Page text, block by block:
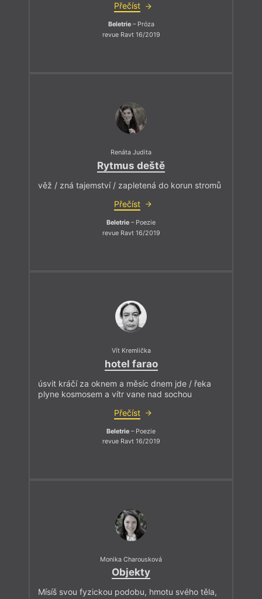
Přečíst
Beletrie– Próza
revue Ravt 16/2019
Renáta Judita
Rytmus deště
věž / zná tajemství / zapletená do korun stromů
Přečíst
Beletrie – Poezie
revue Ravt 16/2019
Vít Kremlička
hotel farao
úsvit kráčí za oknem a měsíc dnem jde / řeka
plyne kosmosem a vítr vane nad sochou
Přečíst
Beletrie – Poezie
revue Ravt 16/2019
Monika Charousková
Objekty
Mísíš svou fyzickou podobu, hmotu svého těla,